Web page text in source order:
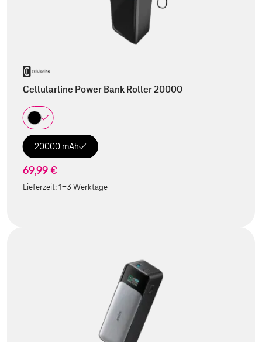
Cellularline Power Bank Roller 20000
20000 mAh
69,99 €
Lieferzeit:1-3 Werktage